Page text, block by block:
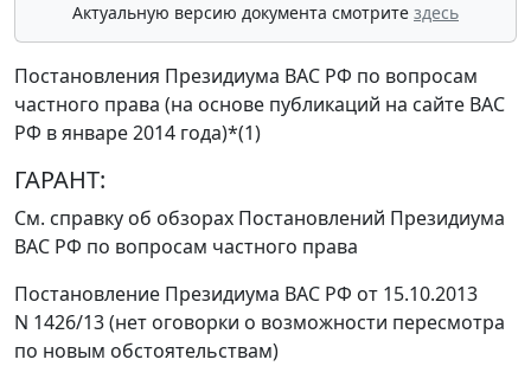
Актуальную версию документа смотрите здесь
Постановления Президиума ВАС РФ по вопросам
частного права (на основе публикаций на сайте ВАС
РФ в январе 2014 года)*(1)
ГАРАНТ:
См. справку об обзорах Постановлений Президиума
ВАС РФ по вопросам частного права
Постановление Президиума ВАС РФ от 15.10.2013
N 1426/13 (нет оговорки о возможности пересмотра
по новым обстоятельствам)